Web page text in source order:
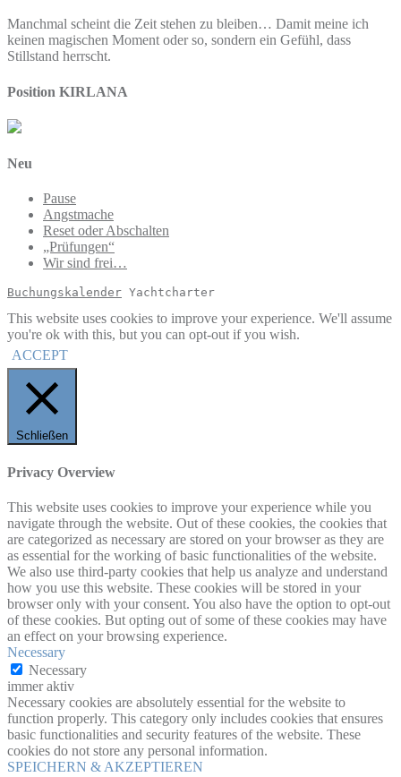
Manchmal scheint die Zeit stehen zu bleiben… Damit meine ich
keinen magischen Moment oder so, sondern ein Gefühl, dass
Stillstand herrscht.
Position KIRLANA
Neu
Pause
Angstmache
Reset oder Abschalten
„Prüfungen“
Wir sind frei…
Buchungskalender Yachtcharter
This website uses cookies to improve your experience. We'll assume
you're ok with this, but you can opt-out if you wish.
ACCEPT
Schließen
Privacy Overview
This website uses cookies to improve your experience while you
navigate through the website. Out of these cookies, the cookies that
are categorized as necessary are stored on your browser as they are
as essential for the working of basic functionalities of the website.
We also use third-party cookies that help us analyze and understand
how you use this website. These cookies will be stored in your
browser only with your consent. You also have the option to opt-out
of these cookies. But opting out of some of these cookies may have
an effect on your browsing experience.
Necessary
Necessary
immer aktiv
Necessary cookies are absolutely essential for the website to
function properly. This category only includes cookies that ensures
basic functionalities and security features of the website. These
cookies do not store any personal information.
SPEICHERN & AKZEPTIEREN